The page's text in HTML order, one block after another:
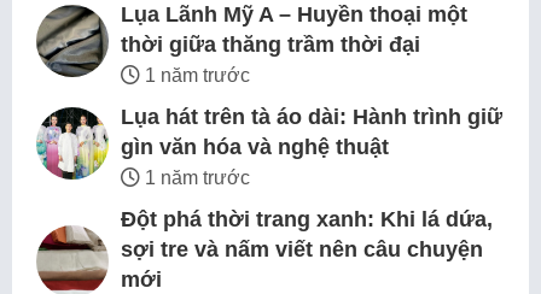
Lụa Lãnh Mỹ A – Huyền thoại một
thời giữa thăng trầm thời đại
1 năm trước
Lụa hát trên tà áo dài: Hành trình giữ
gìn văn hóa và nghệ thuật
1 năm trước
Đột phá thời trang xanh: Khi lá dứa,
sợi tre và nấm viết nên câu chuyện
mới